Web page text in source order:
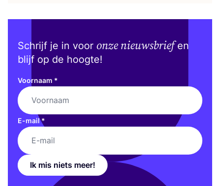
Schrijf je in voor onze nieuwsbriefen
blijf op de hoogte!
Voornaam *
E-mail*
Ik mis niets meer!